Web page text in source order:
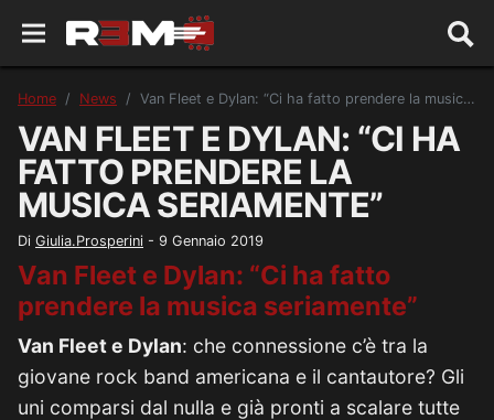
Home News Van Fleet e Dylan: “Ci ha fatto prendere la musica seriamente”
VAN FLEET E DYLAN: “CI HA
FATTO PRENDERE LA
MUSICA SERIAMENTE”
Di Giulia.Prosperini - 9 Gennaio 2019
Van Fleet e Dylan: “Ci ha fatto
prendere la musica seriamente”
Van Fleet e Dylan: che connessione c’è tra la
giovane rock band americana e il cantautore? Gli
uni comparsi dal nulla e già pronti a scalare tutte